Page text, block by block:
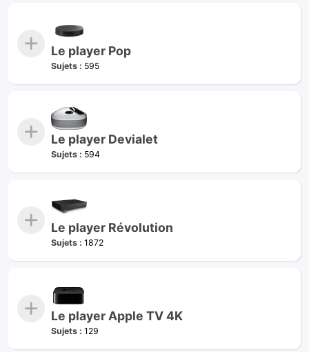
Le player Pop
Sujets : 595
Le player Devialet
Sujets : 594
Le player Révolution
Sujets : 1872
Le player Apple TV 4K
Sujets : 129